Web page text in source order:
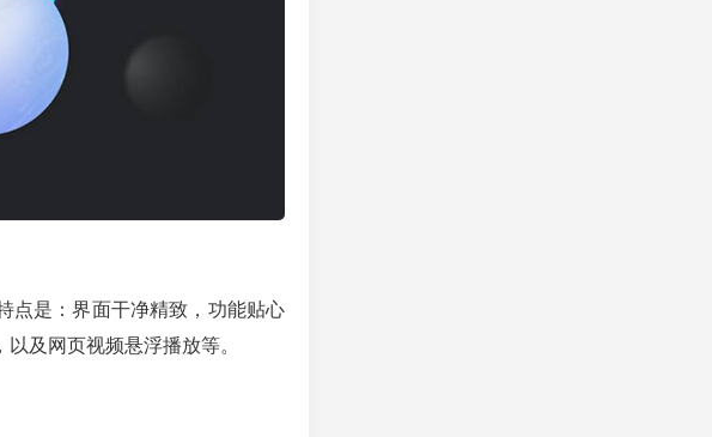
点是：界面干净精致，功能贴心
及网页视频悬浮播放等。